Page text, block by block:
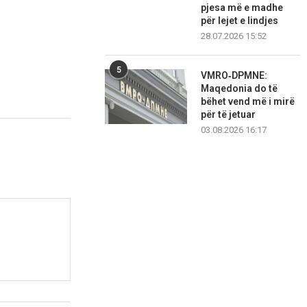
pjesa më e madhe
për lejet e lindjes
28.07.2026 15:52
5
VMRO‑DPMNE:
Maqedonia do të
bëhet vend më i mirë
për të jetuar
03.08.2026 16:17